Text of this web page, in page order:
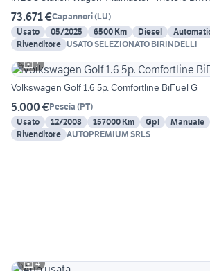
73.671 €Capannori(LU)
Usato
05/2025 6500 Km Diesel
Rivenditore USATO SELEZIONATO BIRINDELLI
7
Volkswagen Golf 1.6 5p. Comfortline BiFuel G
5.000 €Pescia (PT)
Usato
12/2008 157000 Km Gpl Manuale
Rivenditore AUTOPREMIUM SRLS
4